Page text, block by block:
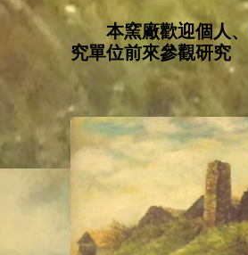
本窯廠歡迎個人、
究單位前來參觀研究